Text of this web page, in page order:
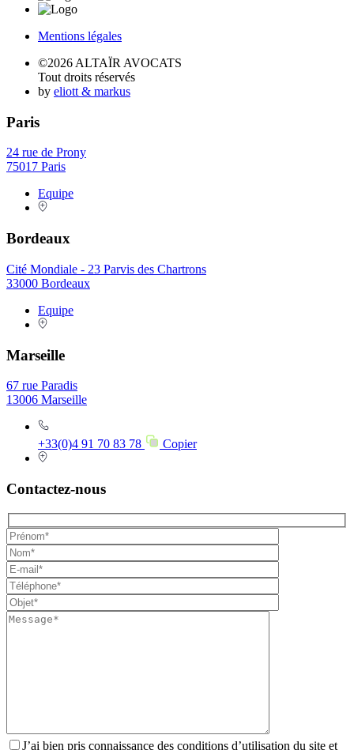
Mentions légales
©2026 ALTAÏR AVOCATS
Tout droits réservés
by eliott & markus
Paris
24 rue de Prony
75017 Paris
Equipe
Bordeaux
Cité Mondiale - 23 Parvis des Chartrons
33000 Bordeaux
Equipe
Marseille
67 rue Paradis
13006 Marseille
+33(0)4 91 70 83 78 Copier
Contactez-nous
J’ai bien pris connaissance des conditions d’utilisation du site et